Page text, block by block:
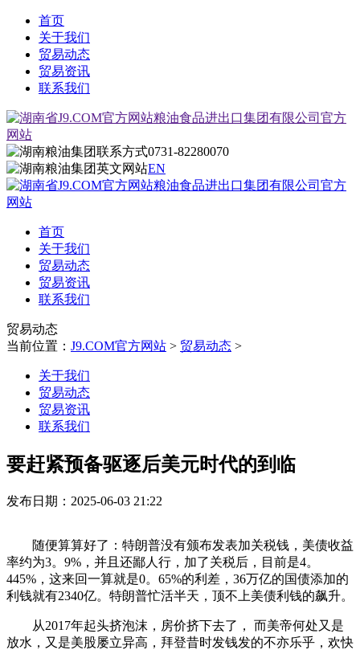
首页
关于我们
贸易动态
贸易资讯
联系我们
0731-82280070
EN
首页
关于我们
贸易动态
贸易资讯
联系我们
贸易动态
当前位置： J9.COM官方网站 > 贸易动态 >
关于我们
贸易动态
贸易资讯
联系我们
要赶紧预备驱逐后美元时代的到临
发布日期：2025-06-03 21:22
随便算算好了：特朗普没有颁布发表加关税钱，美债收益
率约为3。9%，并且还鄙人行，加了关税后，目前是4。
445%，这来回一算就是0。65%的利差，36万亿的国债添加的
利钱就有2340亿。特朗普忙活半天，顶不上美债利钱的飙升。
从2017年起头挤泡沫，房价挤下去了， 而美帝何处又是
放水，又是美股屡立异高，拜登昔时发钱发的不亦乐乎，欢快